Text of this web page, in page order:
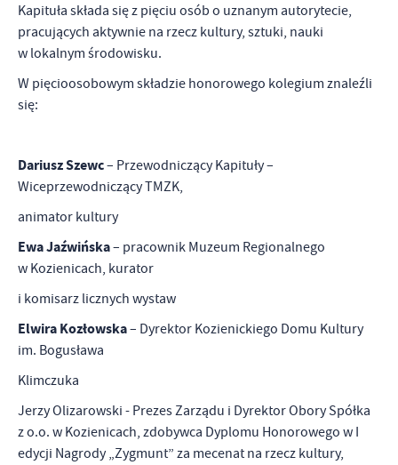
Kapituła składa się z pięciu osób o uznanym autorytecie,
pracujących aktywnie na rzecz kultury, sztuki, nauki
w lokalnym środowisku.
W pięcioosobowym składzie honorowego kolegium znaleźli
się:
Dariusz Szewc– Przewodniczący Kapituły –
Wiceprzewodniczący TMZK,
animator kultury
Ewa Jaźwińska– pracownik Muzeum Regionalnego
w Kozienicach, kurator
i komisarz licznych wystaw
Elwira Kozłowska– Dyrektor Kozienickiego Domu Kultury
im. Bogusława
Klimczuka
Jerzy Olizarowski - Prezes Zarządu i Dyrektor Obory Spółka
z o.o. w Kozienicach, zdobywca Dyplomu Honorowego w I
edycji Nagrody „Zygmunt” za mecenat na rzecz kultury,